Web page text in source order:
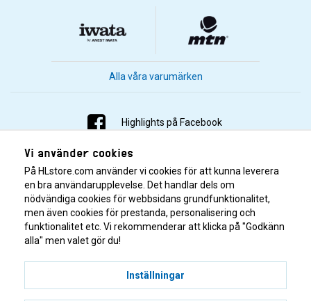
Alla våra varumärken
Highlights på Facebook
Highlights på Instagram
Highlights på Youtube
Highlights på Tiktok
Vi använder cookies
På HLstore.com använder vi cookies för att kunna leverera
en bra användarupplevelse. Det handlar dels om
nödvändiga cookies för webbsidans grundfunktionalitet,
men även cookies för prestanda, personalisering och
funktionalitet etc. Vi rekommenderar att klicka på "Godkänn
alla" men valet gör du!
Inställningar